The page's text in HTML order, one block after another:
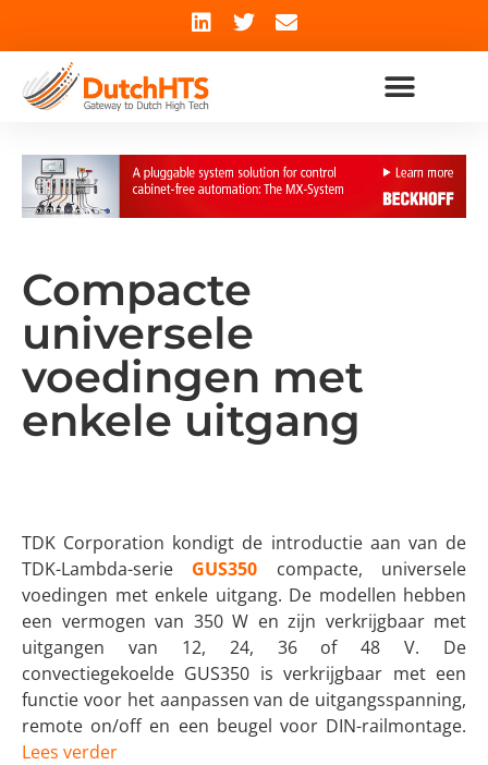
Compacte
universele
voedingen met
enkele uitgang
TDK Corporation kondigt de introductie aan van de
TDK-Lambda-serie GUS350 compacte, universele
voedingen met enkele uitgang. De modellen hebben
een vermogen van 350 W en zijn verkrijgbaar met
uitgangen van 12, 24, 36 of 48 V. De
convectiegekoelde GUS350 is verkrijgbaar met een
functie voor het aanpassen van de uitgangsspanning,
remote on/off en een beugel voor DIN-railmontage.
Lees verder